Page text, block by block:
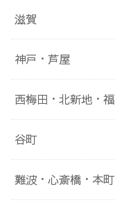
滋賀
神戸・芦屋
西梅田・北新地・
谷町
難波・心斎橋・本町